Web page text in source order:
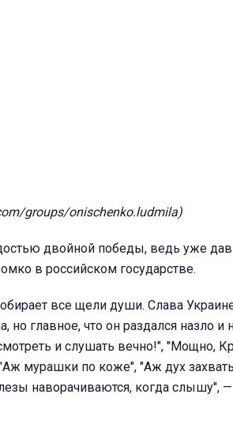
groups/onischenko.ludmila)
двойной победы, ведь уже
в российском государстве.
все щели души. Слава
главное, что он раздался назло и
и слушать вечно!", "Мощно,
мурашки по коже", "Аж дух
наворачиваются, когда слышу",